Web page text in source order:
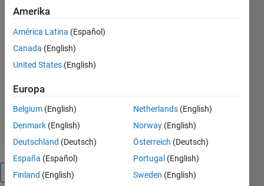
MATLAB assembling functions for
2D/3D Poisson and linear elasticity
problems
Jonas Koko
Version 1.0.0.0
603 Downloads
0,00/5(0)
9. Okt 2016
Überblick
Amerika
América Latina (Español)
Canada (English)
United States (English)
Europa
Belgium (English)
Denmark (English)
Deutschland (Deutsch)
España (Español)
Finland (English)
Netherlands (English)
Norway (English)
Österreich (Deutsch)
Portugal (English)
Sweden (English)